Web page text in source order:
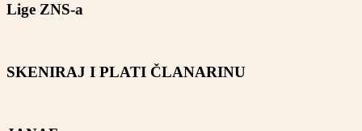
Lige ZNS-a
SKENIRAJ I PLATI ČLANARINU